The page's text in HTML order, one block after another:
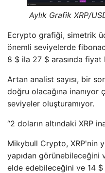
Aylık Grafik XRP/
Ecrypto grafiği, simetrik
önemli seviyelerde
8 $ ila 27 $ arasında fiyat
Artan analist sayısı, bir
doğru olacağına inanıyor
seviyeler oluşturamıyor.
“2 doların altındaki XRP
Mikybull Crypto, XRP'nin
yapıdan görünebileceğini
elde edebileceğini ve 14